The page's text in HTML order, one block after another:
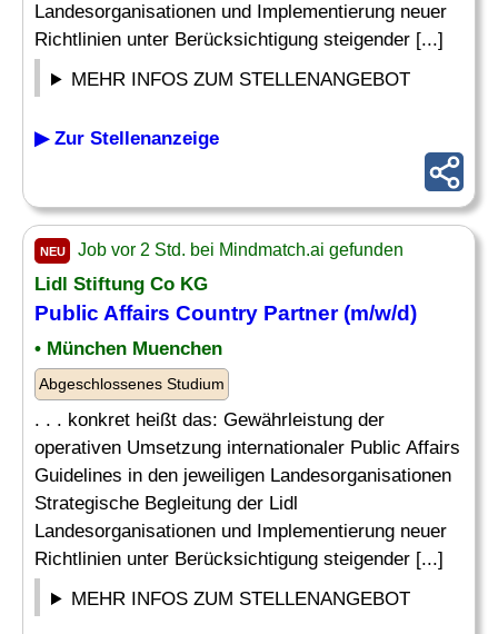
Landesorganisationen und Implementierung neuer
Richtlinien unter Berücksichtigung steigender [...]
MEHR INFOS ZUM STELLENANGEBOT
▶ Zur Stellenanzeige
NEU Job vor 2 Std. bei Mindmatch.ai gefunden
Lidl Stiftung Co KG
Public Affairs Country Partner (m/w/d)
• München Muenchen
Abgeschlossenes Studium
. . . konkret heißt das: Gewährleistung der
operativen Umsetzung internationaler Public Affairs
Guidelines in den jeweiligen Landesorganisationen
Strategische Begleitung der Lidl
Landesorganisationen und Implementierung neuer
Richtlinien unter Berücksichtigung steigender [...]
MEHR INFOS ZUM STELLENANGEBOT